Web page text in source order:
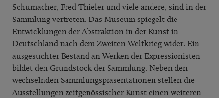
Schumacher, Fred Thieler und viele andere, sind in der
Sammlung vertreten. Das Museum spiegelt die
Entwicklungen der Abstraktion in der Kunst in
Deutschland nach dem Zweiten Weltkrieg wider. Ein
ausgesuchter Bestand an Werken der Expressionisten
bildet den Grundstock der Sammlung. Neben den
wechselnden Sammlungspräsentationen stellen die
Ausstellungen zeitgenössischer Kunst einen weiteren